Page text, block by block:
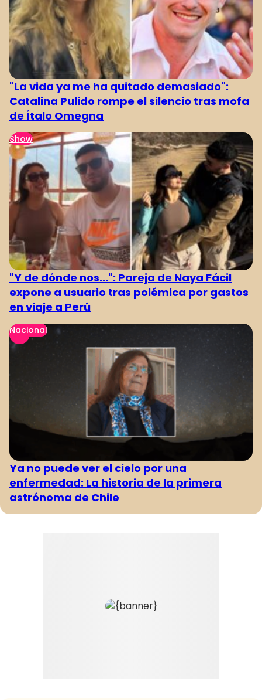
"La vida ya me ha quitado demasiado":
Catalina Pulido rompe el silencio tras mofa
de Ítalo Omegna
Show
"Y de dónde nos...": Pareja de Naya Fácil
expone a usuario tras polémica por gastos
en viaje a Perú
Nacional
Ya no puede ver el cielo por una
enfermedad: La historia de la primera
astrónoma de Chile